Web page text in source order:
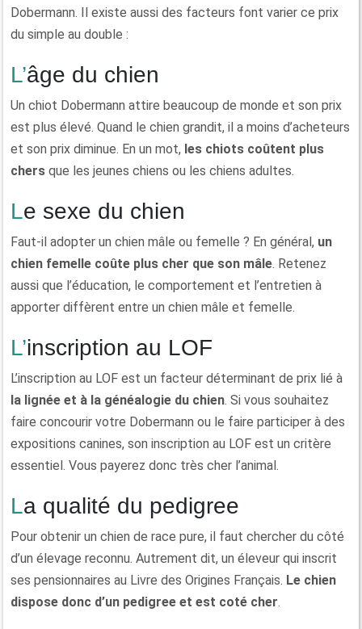
Dobermann. Il existe aussi des facteurs font varier ce prix
du simple au double :
L’âge du chien
Un chiot Dobermann attire beaucoup de monde et son prix
est plus élevé. Quand le chien grandit, il a moins d’acheteurs
et son prix diminue. En un mot, les chiots coûtent plus
chers que les jeunes chiens ou les chiens adultes.
Le sexe du chien
Faut-il adopter un chien mâle ou femelle ? En général, un
chien femelle coûte plus cher que son mâle. Retenez
aussi que l’éducation, le comportement et l’entretien à
apporter diffèrent entre un chien mâle et femelle.
L’inscription au LOF
L’inscription au LOF est un facteur déterminant de prix lié à
la lignée et à la généalogie du chien. Si vous souhaitez
faire concourir votre Dobermann ou le faire participer à des
expositions canines, son inscription au LOF est un critère
essentiel. Vous payerez donc très cher l’animal.
La qualité du pedigree
Pour obtenir un chien de race pure, il faut chercher du côté
d’un élevage reconnu. Autrement dit, un éleveur qui inscrit
ses pensionnaires au Livre des Origines Français. Le chien
dispose donc d’un pedigree et est coté cher.